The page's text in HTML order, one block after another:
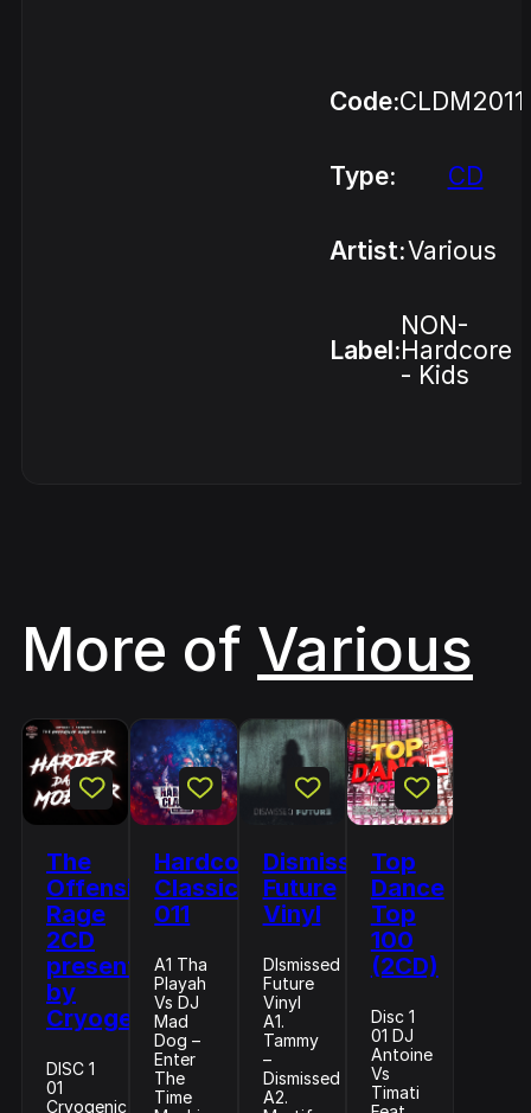
Code:
Type: CD
Artist:Various
Label:
NON-
Hardcore
- Kids
More of Various
The
Offensive
Rage
2CD
presented
by
Cryogenic
DISC 1
01
Cryogenic
Hardcore
Classics
011
A1 Tha
Playah
Vs DJ
Mad
Dog –
Enter
The
Time
Dismissed
Future
Vinyl
DIsmissed
Future
Vinyl
A1.
Tammy
–
Dismissed
A2.
Top
Dance
Top
100
(2CD)
Disc 1
01 DJ
Antoine
Vs
Timati